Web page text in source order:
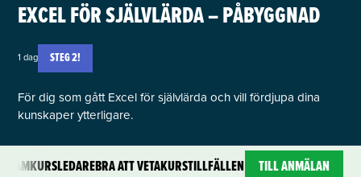
EXCEL FÖR SJÄLVLÄRDA – PÅBYGGNAD
1 dag STEG 2!
För dig som gått Excel för självlärda och vill fördjupa dina
kunskaper ytterligare.
KURSLEDAREBRA ATT VETAKURSTILLFÄLLEN TILL ANMÄLAN